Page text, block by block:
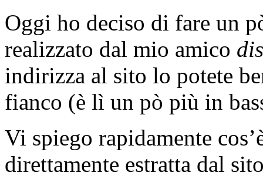
Oggi ho deciso di fare un
realizzato dal mio amico
indirizza al sito lo potete
fianco (è lì un pò più in
Vi spiego rapidamente
direttamente estratta dal